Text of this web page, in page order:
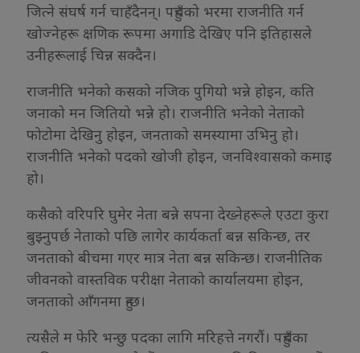
जित्ने संघर्ष गर्न चाहँदैनन्। पहुँचको भरमा राजनीति गर्न
खोज्नेहरू क्षणिक रूपमा अगाडि देखिए पनि इतिहासले
उनीहरूलाई चिन्न सक्दैन।
राजनीति भनेको कसको नजिक पुगियो भन्ने होइन, कति
जनाको मन जितियो भन्ने हो। राजनीति भनेको नेताको
फोटोमा देखिनु होइन, जनताको समस्यामा उभिनु हो।
राजनीति भनेको पदको खोजी होइन, जनविश्वासको कमाइ
हो।
कसैको वरिपरि घुमेर नेता बन्ने सपना देख्नेहरूले एउटा कुरा
बुझ्नुपर्छ नेताको पछि लागेर कार्यकर्ता बन्न सकिन्छ, तर
जनताको बीचमा गएर मात्र नेता बन्न सकिन्छ। राजनीतिक
जीवनको वास्तविक परीक्षा नेताको कार्यालयमा होइन,
जनताको आँगनमा हुन्छ।
त्यसैले म फेरि भन्छु पदका लागि मरिहत्ते नगरौं। पहुँचका